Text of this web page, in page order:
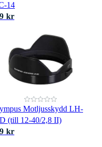
14
kr
Motljusskydd LH-
(till 12-40/2,8 II)
kr